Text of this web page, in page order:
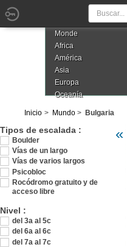
Monde
Africa
América
Asia
Europa
Oceanía
Inicio Mundo Bulgaria
Tipos de escalada :
Boulder
Vías de un largo
Vías de varios largos
Psicobloc
Rocódromo gratuito y de
acceso libre
Nivel :
del 3a al 5c
del 6a al 6c
del 7a al 7c
«